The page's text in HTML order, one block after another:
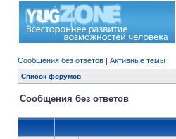
Сообщения без ответов | Активные темы
Список форумов
Сообщения без ответов